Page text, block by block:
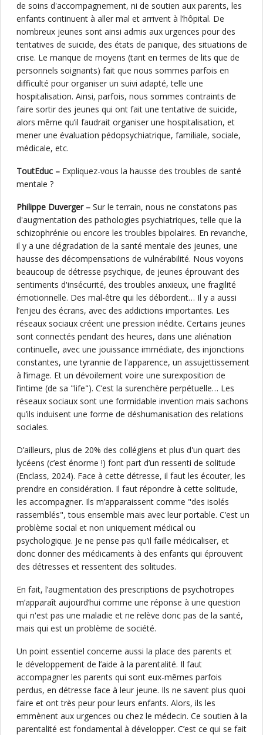
de soins d'accompagnement, ni de soutien aux parents, les
enfants continuent à aller mal et arrivent à l’hôpital. De
nombreux jeunes sont ainsi admis aux urgences pour des
tentatives de suicide, des états de panique, des situations de
crise. Le manque de moyens (tant en termes de lits que de
personnels soignants) fait que nous sommes parfois en
difficulté pour organiser un suivi adapté, telle une
hospitalisation. Ainsi, parfois, nous sommes contraints de
faire sortir des jeunes qui ont fait une tentative de suicide,
alors même qu’il faudrait organiser une hospitalisation, et
mener une évaluation pédopsychiatrique, familiale, sociale,
médicale, etc.
ToutEduc – Expliquez-vous la hausse des troubles de santé
mentale ?
Philippe Duverger – Sur le terrain, nous ne constatons pas
d'augmentation des pathologies psychiatriques, telle que la
schizophrénie ou encore les troubles bipolaires. En revanche,
il y a une dégradation de la santé mentale des jeunes, une
hausse des décompensations de vulnérabilité. Nous voyons
beaucoup de détresse psychique, de jeunes éprouvant des
sentiments d'insécurité, des troubles anxieux, une fragilité
émotionnelle. Des mal-être qui les débordent… Il y a aussi
l’enjeu des écrans, avec des addictions importantes. Les
réseaux sociaux créent une pression inédite. Certains jeunes
sont connectés pendant des heures, dans une aliénation
continuelle, avec une jouissance immédiate, des injonctions
constantes, une tyrannie de l'apparence, un assujettissement
à l’image. Et un dévoilement voire une surexposition de
l’intime (de sa "life"). C’est la surenchère perpétuelle… Les
réseaux sociaux sont une formidable invention mais sachons
qu’ils induisent une forme de déshumanisation des relations
sociales.
D’ailleurs, plus de 20% des collégiens et plus d'un quart des
lycéens (c’est énorme !) font part d’un ressenti de solitude
(Enclass, 2024). Face à cette détresse, il faut les écouter, les
prendre en considération. Il faut répondre à cette solitude,
les accompagner. Ils m’apparaissent comme "des isolés
rassemblés", tous ensemble mais avec leur portable. C’est un
problème social et non uniquement médical ou
psychologique. Je ne pense pas qu’il faille médicaliser, et
donc donner des médicaments à des enfants qui éprouvent
des détresses et ressentent des solitudes.
En fait, l’augmentation des prescriptions de psychotropes
m’apparaît aujourd’hui comme une réponse à une question
qui n'est pas une maladie et ne relève donc pas de la santé,
mais qui est un problème de société.
Un point essentiel concerne aussi la place des parents et
le développement de l’aide à la parentalité. Il faut
accompagner les parents qui sont eux-mêmes parfois
perdus, en détresse face à leur jeune. Ils ne savent plus quoi
faire et ont très peur pour leurs enfants. Alors, ils les
emmènent aux urgences ou chez le médecin. Ce soutien à la
parentalité est fondamental à développer. C’est ce qui se fait